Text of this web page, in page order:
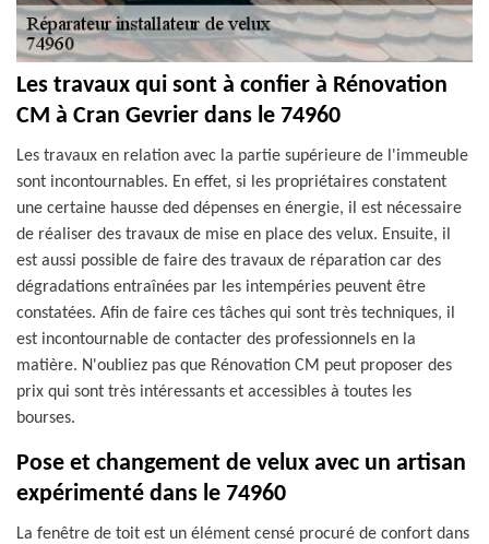
Les travaux qui sont à confier à Rénovation
CM à Cran Gevrier dans le 74960
Les travaux en relation avec la partie supérieure de l'immeuble
sont incontournables. En effet, si les propriétaires constatent
une certaine hausse ded dépenses en énergie, il est nécessaire
de réaliser des travaux de mise en place des velux. Ensuite, il
est aussi possible de faire des travaux de réparation car des
dégradations entraînées par les intempéries peuvent être
constatées. Afin de faire ces tâches qui sont très techniques, il
est incontournable de contacter des professionnels en la
matière. N'oubliez pas que Rénovation CM peut proposer des
prix qui sont très intéressants et accessibles à toutes les
bourses.
Pose et changement de velux avec un artisan
expérimenté dans le 74960
La fenêtre de toit est un élément censé procuré de confort dans